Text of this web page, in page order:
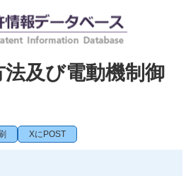
法及び電動機制御
XにPOST